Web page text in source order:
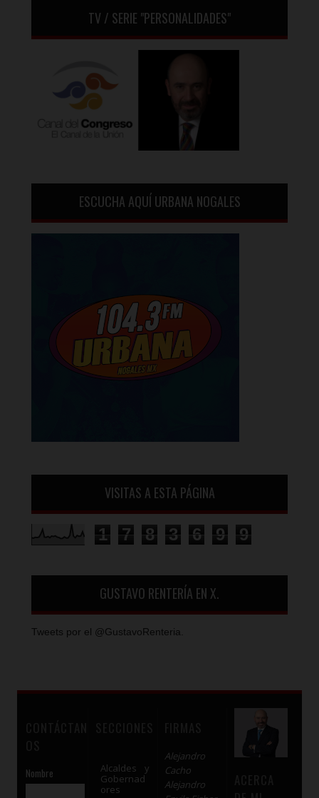
TV / SERIE "PERSONALIDADES"
ESCUCHA AQUÍ URBANA NOGALES
VISITAS A ESTA PÁGINA
1 7 8 3 6 9 9
GUSTAVO RENTERÍA EN X.
Tweets por el @GustavoRenteria.
Nombre
Alcaldes y
Gobernad
ores
Alejandro
Cacho
Alejandro